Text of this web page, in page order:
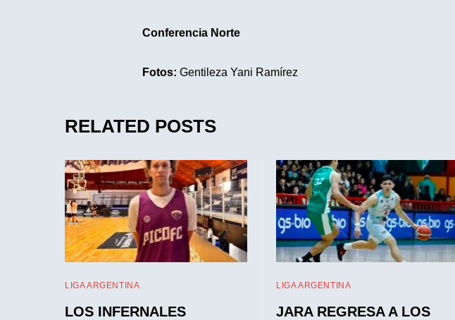
Conferencia Norte
Fotos: Gentileza Yani Ramírez
RELATED POSTS
LIGA ARGENTINA
LOS INFERNALES
LIGA ARGENTINA
JARA REGRESA A LOS